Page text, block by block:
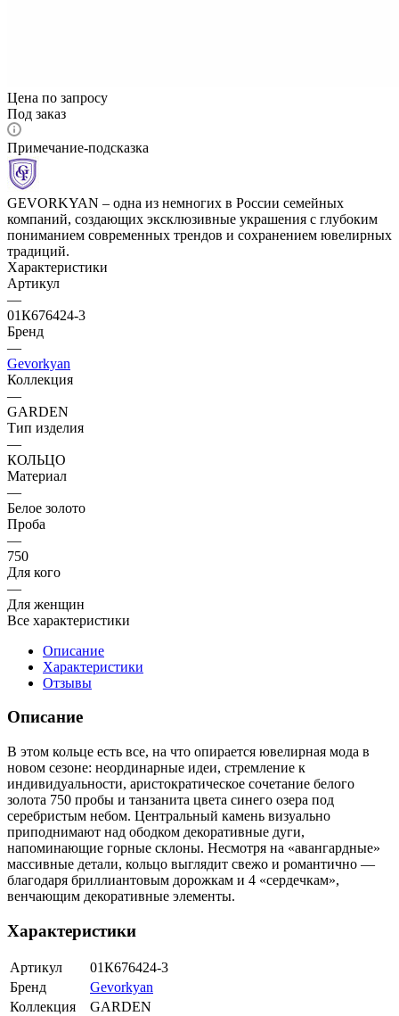
Цена по запросу
Под заказ
Примечание-подсказка
GEVORKYAN – одна из немногих в России семейных
компаний, создающих эксклюзивные украшения с глубоким
пониманием современных трендов и сохранением ювелирных
традиций.
Характеристики
Артикул
—
01К676424-3
Бренд
—
Gevorkyan
Коллекция
—
GARDEN
Тип изделия
—
КОЛЬЦО
Материал
—
Белое золото
Проба
—
750
Для кого
—
Для женщин
Все характеристики
Описание
Характеристики
Отзывы
Описание
В этом кольце есть все, на что опирается ювелирная мода в
новом сезоне: неординарные идеи, стремление к
индивидуальности, аристократическое сочетание белого
золота 750 пробы и танзанита цвета синего озера под
серебристым небом. Центральный камень визуально
приподнимают над ободком декоративные дуги,
напоминающие горные склоны. Несмотря на «авангардные»
массивные детали, кольцо выглядит свежо и романтично —
благодаря бриллиантовым дорожкам и 4 «сердечкам»,
венчающим декоративные элементы.
Характеристики
Артикул
01К676424-3
Бренд
Gevorkyan
Коллекция
GARDEN